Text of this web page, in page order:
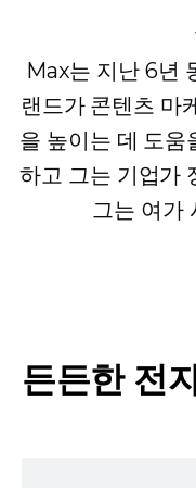
Max는 지난 6년
랜드가 콘텐츠 마
을 높이는 데 도움
하고 그는 기업가
그는 여가
든든한 전